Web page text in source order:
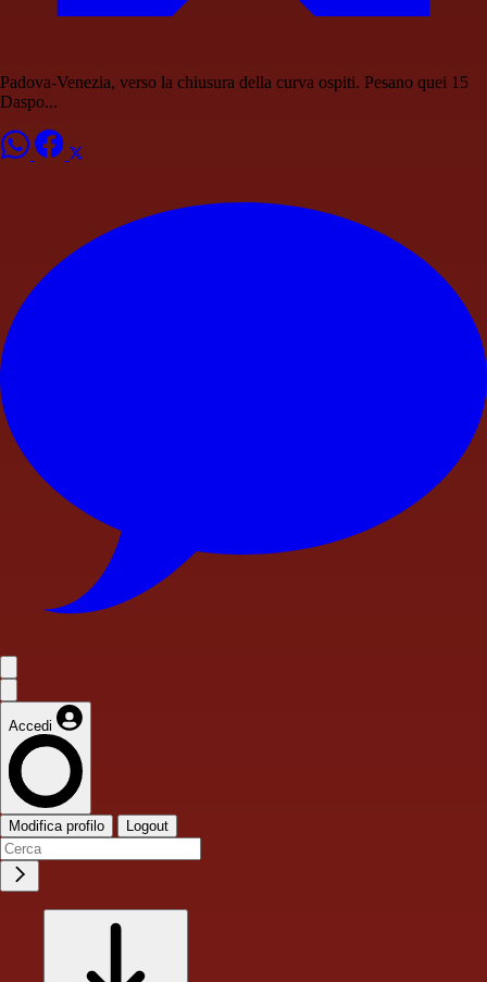
Padova-Venezia, verso la chiusura della curva ospiti. Pesano quei 15
Daspo...
Accedi
Modifica profilo Logout